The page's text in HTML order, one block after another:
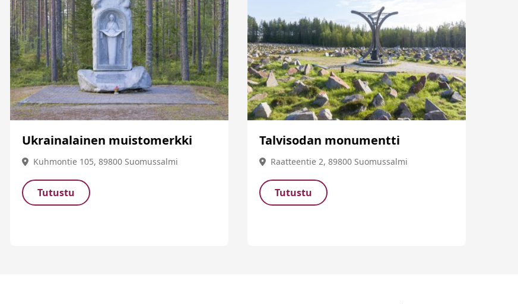
Ukrainalainen muistomerkki
Kuhmontie 105, 89800 Suomussalmi
Tutustu
Talvisodan monumentti
Raatteentie 2, 89800 Suomussalmi
Tutustu